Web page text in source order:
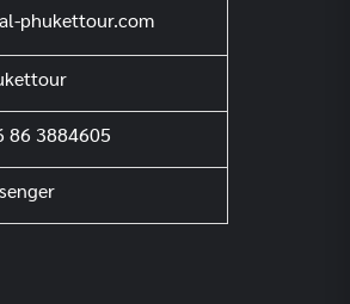
phukettour.com
86 3884605